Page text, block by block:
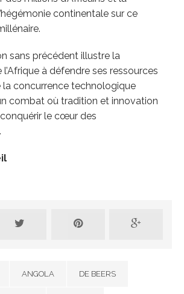
continentale sur ce
sans précédent illustre la
à défendre ses ressources
concurrence technologique
combat où tradition et innovation
le cœur des
ANGOLA DE BEERS